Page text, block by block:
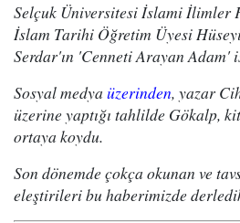
Selçuk Üniversitesi İslami İlimler
İslam Tarihi Öğretim Üyesi
Serdar'ın 'Cenneti Arayan Adam'
Sosyal medya üzerinden, yazar
üzerine yaptığı tahlilde Gökalp,
ortaya koydu.
Son dönemde çokça okunan ve
eleştirileri bu haberimizde